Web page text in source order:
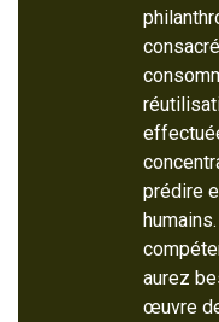
prédire
aurez
œuvre